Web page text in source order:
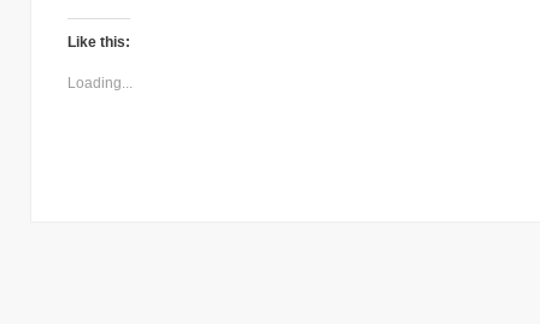
Like this:
Loading...